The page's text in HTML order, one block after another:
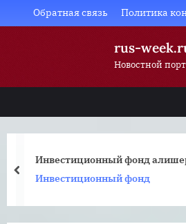
to
Обратная связь Политика
rus-
Новостной
Инвестиционный фонд
Инвестиционный фонд
prev